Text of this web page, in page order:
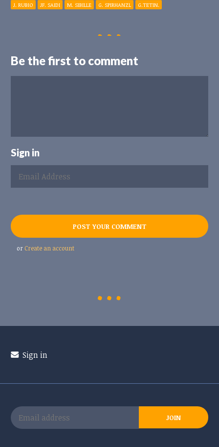
J. RUBIO
JF. SAIDI M. SIBILLE G. SPIRHANZL G.TETIN.
Be the first to comment
Sign in
or Create an account
Sign in